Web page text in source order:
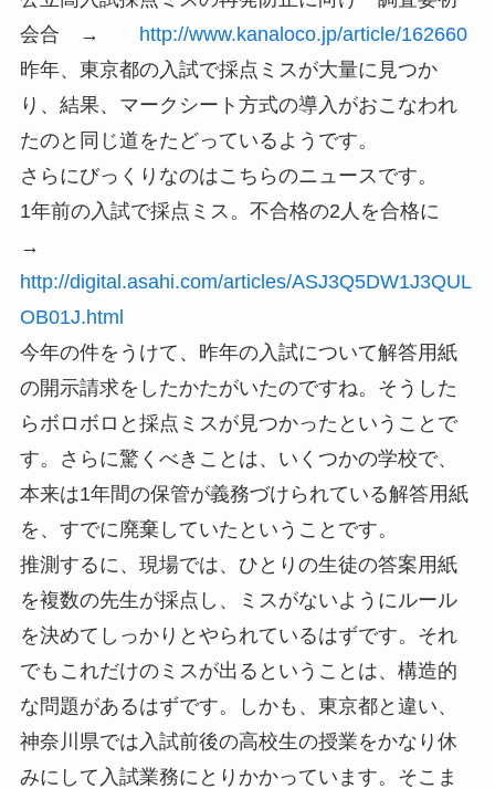
会合 →
http://www.kanaloco.jp/article/162660
昨年、東京都の入試で採点ミスが大量に見つか
り、結果、マークシート方式の導入がおこなわれ
たのと同じ道をたどっているようです。
さらにびっくりなのはこちらのニュースです。
1年前の入試で採点ミス。不合格の2人を合格に
→
http://digital.asahi.com/articles/ASJ3Q5DW1J3QUL
OB01J.html
今年の件をうけて、昨年の入試について解答用紙
の開示請求をしたかたがいたのですね。そうした
らボロボロと採点ミスが見つかったということで
す。さらに驚くべきことは、いくつかの学校で、
本来は1年間の保管が義務づけられている解答用紙
を、すでに廃棄していたということです。
推測するに、現場では、ひとりの生徒の答案用紙
を複数の先生が採点し、ミスがないようにルール
を決めてしっかりとやられているはずです。それ
でもこれだけのミスが出るということは、構造的
な問題があるはずです。しかも、東京都と違い、
神奈川県では入試前後の高校生の授業をかなり休
みにして入試業務にとりかかっています。そこま